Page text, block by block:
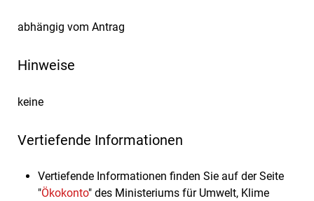
abhängig vom Antrag
Hinweise
keine
Vertiefende Informationen
Vertiefende Informationen finden Sie auf der Seite
"Ökokonto" des Ministeriums für Umwelt, Klime